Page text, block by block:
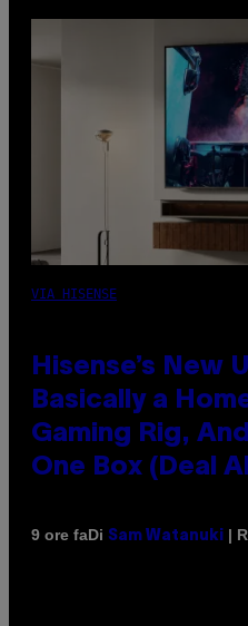
VIA HISENSE
Hisense’s New
Basically a
Gaming Rig,
One Box (Deal
9 ore faDi Sam Watanuki |